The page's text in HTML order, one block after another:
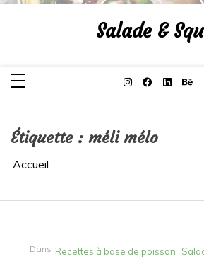
Aller
Salade &
Étiquette : méli mélo
Accueil
Dans Recettes à base de poisson